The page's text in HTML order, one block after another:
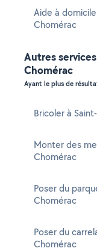
Aide à
Chomérac
Autres
Chomérac
Ayant le plus de
Bricoler à
Monter des
Chomérac
Poser du
Chomérac
Poser du
Chomérac